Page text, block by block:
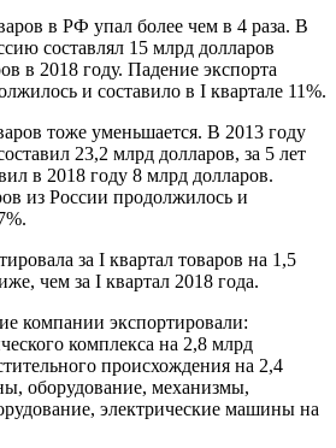
в РФ упал более чем в 4 раза. В
составлял 15 млрд долларов
в 2018 году. Падение экспорта
и составило в I квартале 11%.
тоже уменьшается. В 2013 году
23,2 млрд долларов, за 5 лет
в 2018 году 8 млрд долларов.
из России продолжилось и
за I квартал товаров на 1,5
чем за I квартал 2018 года.
компании экспортировали:
комплекса на 2,8 млрд
происхождения на 2,4
оборудование, механизмы,
электрические машины на